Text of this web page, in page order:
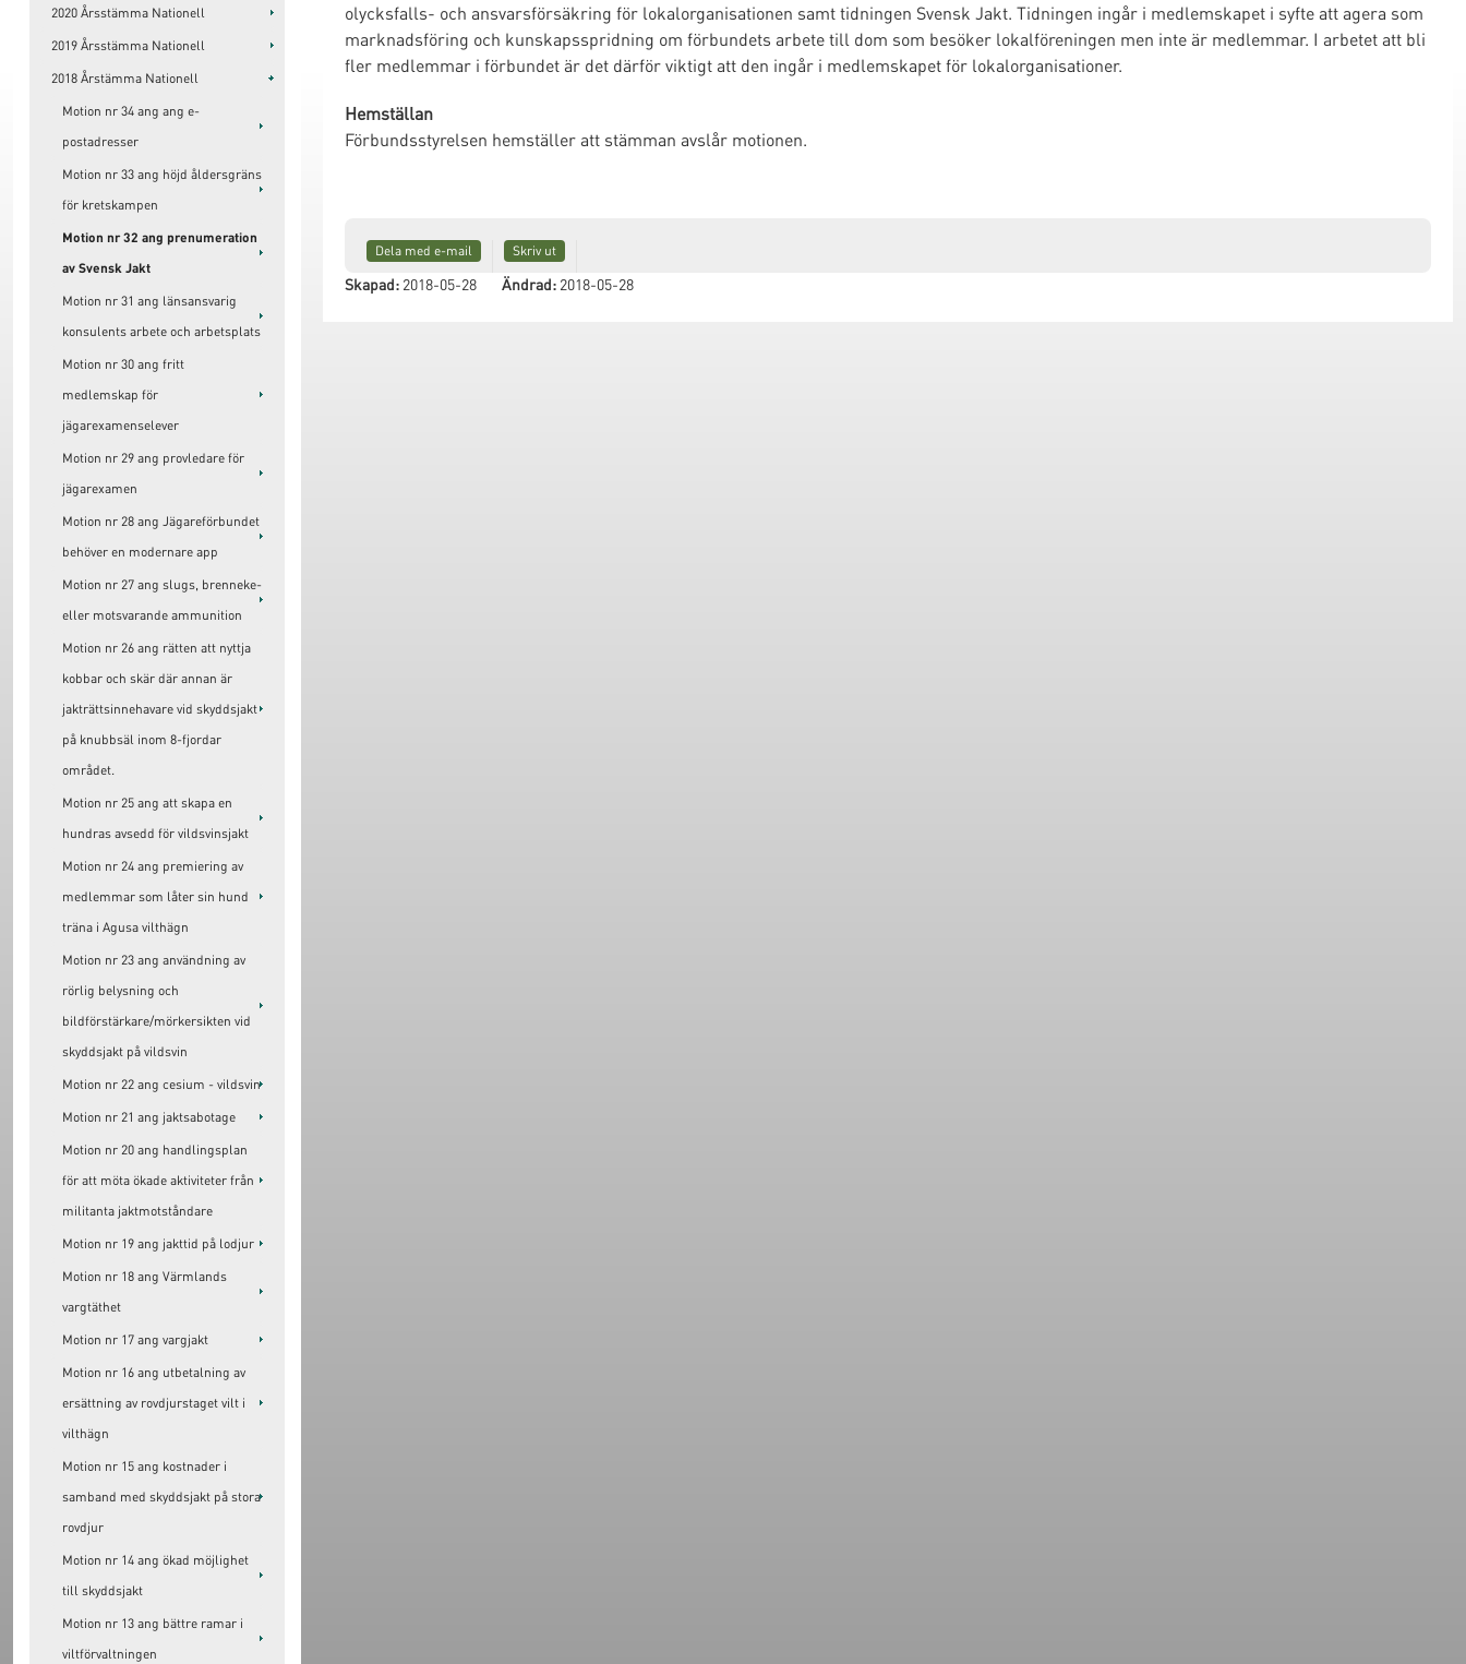
2020 Årsstämma Nationell
2019 Årsstämma Nationell
2018 Årstämma Nationell
Motion nr 34 ang ang e-
postadresser
Motion nr 33 ang höjd åldersgräns
för kretskampen
Motion nr 32 ang prenumeration
av Svensk Jakt
Motion nr 31 ang länsansvarig
konsulents arbete och arbetsplats
Motion nr 30 ang fritt
medlemskap för
jägarexamenselever
Motion nr 29 ang provledare för
jägarexamen
Motion nr 28 ang Jägareförbundet
behöver en modernare app
Motion nr 27 ang slugs, brenneke-
eller motsvarande ammunition
Motion nr 26 ang rätten att nyttja
kobbar och skär där annan är
jakträttsinnehavare vid skyddsjakt
på knubbsäl inom 8-fjordar
området.
Motion nr 25 ang att skapa en
hundras avsedd för vildsvinsjakt
Motion nr 24 ang premiering av
medlemmar som låter sin hund
träna i Agusa vilthägn
Motion nr 23 ang användning av
rörlig belysning och
bildförstärkare/mörkersikten vid
skyddsjakt på vildsvin
Motion nr 22 ang cesium - vildsvin
Motion nr 21 ang jaktsabotage
Motion nr 20 ang handlingsplan
för att möta ökade aktiviteter från
militanta jaktmotståndare
Motion nr 19 ang jakttid på lodjur
Motion nr 18 ang Värmlands
vargtäthet
Motion nr 17 ang vargjakt
Motion nr 16 ang utbetalning av
ersättning av rovdjurstaget vilt i
vilthägn
Motion nr 15 ang kostnader i
samband med skyddsjakt på stora
rovdjur
Motion nr 14 ang ökad möjlighet
till skyddsjakt
Motion nr 13 ang bättre ramar i
viltförvaltningen
olycksfalls- och ansvarsförsäkring för lokalorganisationen samt tidningen Svensk Jakt. Tidningen ingår i medlemskapet i syfte att agera som
marknadsföring och kunskapsspridning om förbundets arbete till dom som besöker lokalföreningen men inte är medlemmar. I arbetet att bli
fler medlemmar i förbundet är det därför viktigt att den ingår i medlemskapet för lokalorganisationer.
Hemställan
Förbundsstyrelsen hemställer att stämman avslår motionen.
Dela med e-mail Skriv ut
Skapad:2018-05-28 Ändrad:2018-05-28